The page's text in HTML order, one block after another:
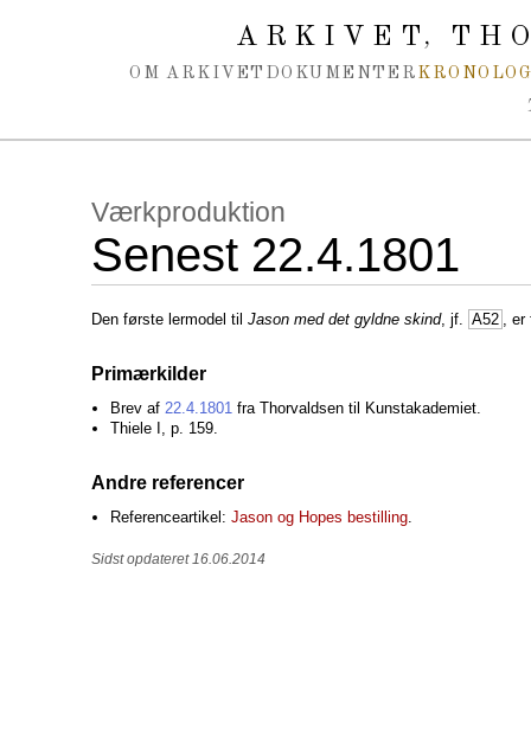
ARKIVET,
OM ARKIVET DOKUMENTER
Værkproduktion
Senest 22.4.1801
Den første lermodel til Jason med det gyldne skind, jf. A52 , er
Primærkilder
Brev af 22.4.1801 fra Thorvaldsen til Kunstakademiet.
Thiele I, p. 159.
Andre referencer
Referenceartikel: Jason og Hopes bestilling.
Sidst opdateret 16.06.2014